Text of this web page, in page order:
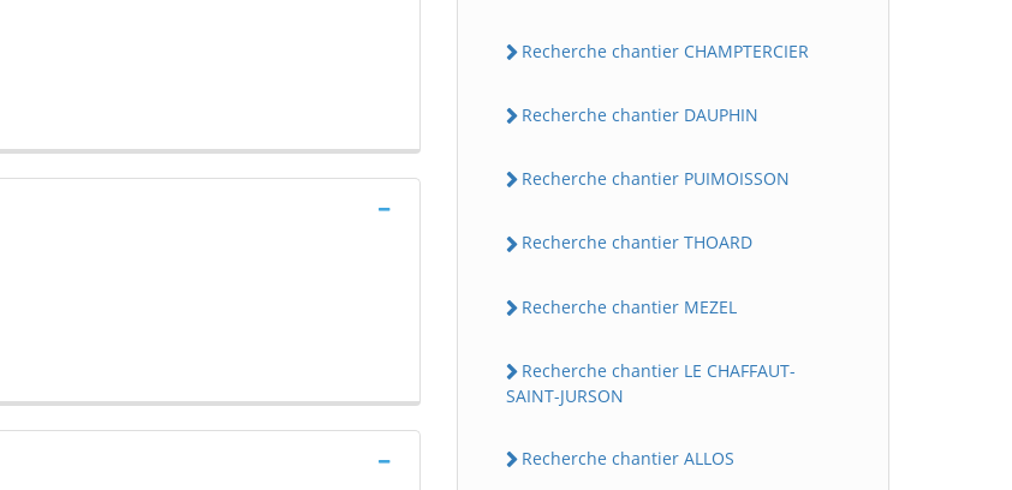
Recherche chantier CHAMPTERCIER
Recherche chantier DAUPHIN
Recherche chantier PUIMOISSON
Recherche chantier THOARD
Recherche chantier MEZEL
Recherche chantier LE CHAFFAUT-
SAINT-JURSON
Recherche chantier ALLOS